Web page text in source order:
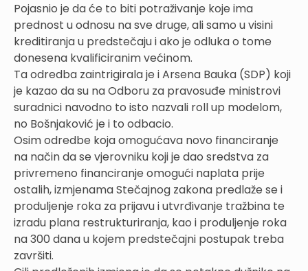
Pojasnio je da će to biti potraživanje koje ima
prednost u odnosu na sve druge, ali samo u visini
kreditiranja u predstečaju i ako je odluka o tome
donesena kvalificiranim većinom.
Ta odredba zaintrigirala je i Arsena Bauka (SDP) koji
je kazao da su na Odboru za pravosuđe ministrovi
suradnici navodno to isto nazvali roll up modelom,
no Bošnjaković je i to odbacio.
Osim odredbe koja omogućava novo financiranje
na način da se vjerovniku koji je dao sredstva za
privremeno financiranje omogući naplata prije
ostalih, izmjenama Stečajnog zakona predlaže se i
produljenje roka za prijavu i utvrđivanje tražbina te
izradu plana restrukturiranja, kao i produljenje roka
na 300 dana u kojem predstečajni postupak treba
završiti.